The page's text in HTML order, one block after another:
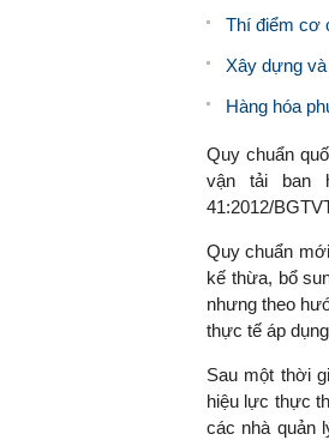
Thí điểm cơ
Xây dựng và
Hàng hóa
Quy chuẩn
vận tải ban
41:2012/
Quy chuẩn
kế thừa, bổ
nhưng theo
thực tế áp
Sau một thời
hiệu lực thực
các nhà quản